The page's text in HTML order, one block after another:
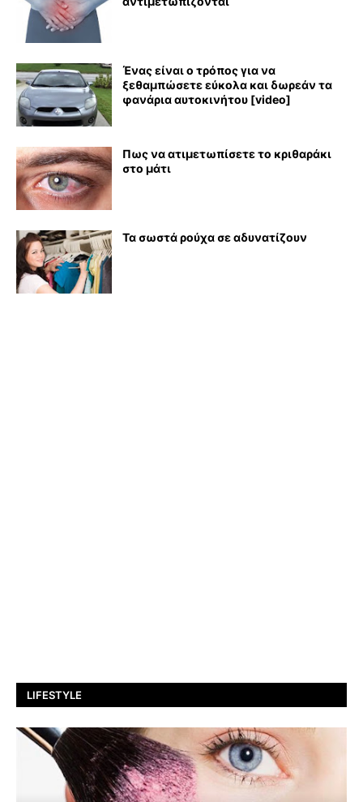
Ένας είναι ο τρόπος για να
ξεθαμπώσετε εύκολα και δωρεάν τα
φανάρια αυτοκινήτου [video]
Πως να ατιμετωπίσετε το κριθαράκι
στο μάτι
Τα σωστά ρούχα σε αδυνατίζουν
LIFESTYLE